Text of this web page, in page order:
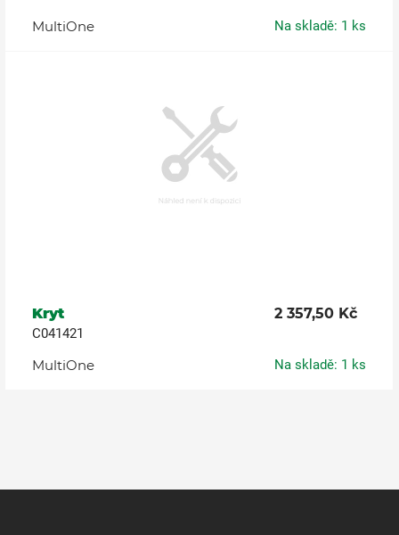
MultiOne Na skladě: 1 ks
Kryt 2 357,50 Kč
C041421
MultiOne Na skladě: 1 ks